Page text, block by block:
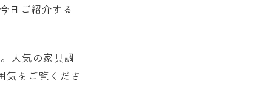
日ご紹介する
。人気の家具調
気をご覧くださ